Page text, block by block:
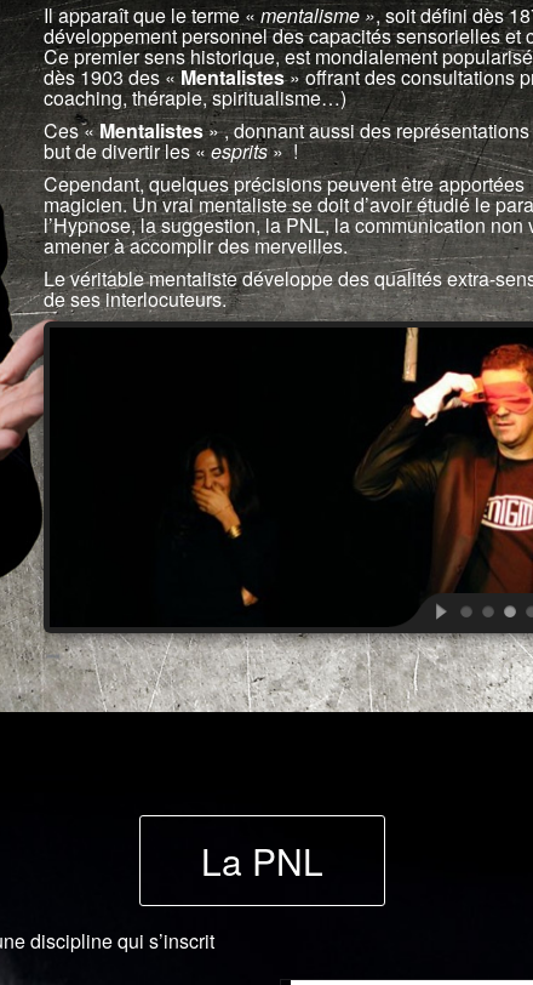
Il apparaît que le terme « mentalisme », soit défini dès
développement personnel des capacités sensorielles et
Ce premier sens historique, est mondialement
dès 1903 des «Mentalistes» offrant des consultations
coaching, thérapie, spiritualisme…)
Ces «Mentalistes» , donnant aussi des
but de divertir les «esprits» !
Cependant, quelques précisions peuvent être
magicien. Un vrai mentaliste se doit d’avoir étudié le
l’Hypnose, la suggestion, la PNL, la communication
amener à accomplir des merveilles.
Le véritable mentaliste développe des qualités extra-
de ses interlocuteurs.
La PNL
discipline qui s’inscrit